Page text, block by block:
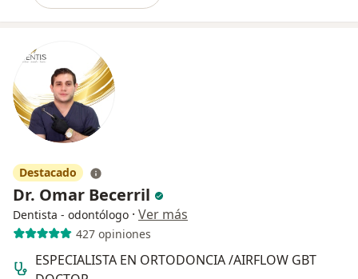
Destacado
Dr. Omar Becerril
Dentista - odontólogo · Ver más
427 opiniones
ESPECIALISTA EN ORTODONCIA /AIRFLOW GBT